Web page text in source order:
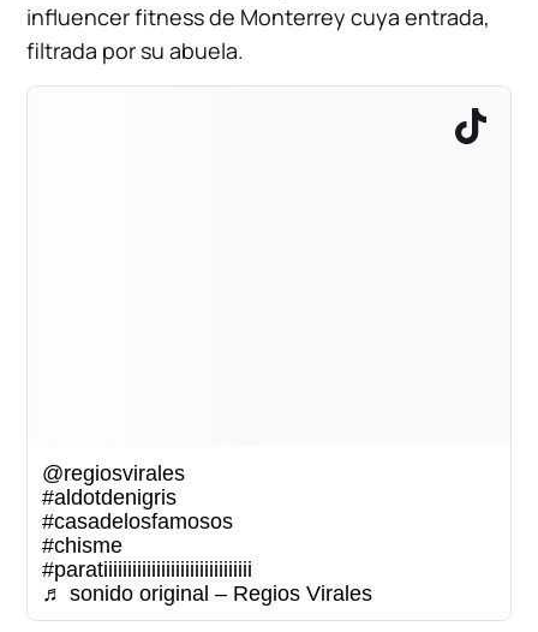
influencer fitness de Monterrey cuya entrada,
filtrada por su abuela.
@regiosvirales
#aldotdenigris
#casadelosfamosos
#chisme
#paratiiiiiiiiiiiiiiiiiiiiiiiiiiiiiii
♬ sonido original – Regios Virales